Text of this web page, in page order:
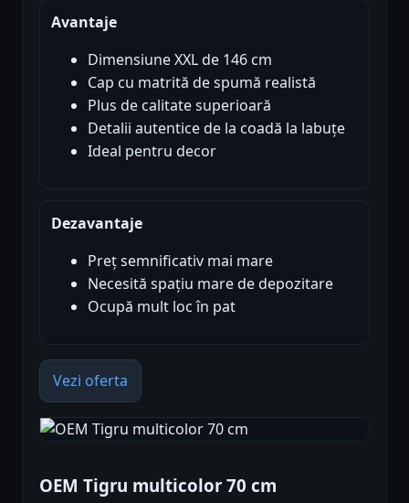
Avantaje
Dimensiune XXL de 146 cm
Cap cu matrită de spumă realistă
Plus de calitate superioară
Detalii autentice de la coadă la labuțe
Ideal pentru decor
Dezavantaje
Preț semnificativ mai mare
Necesită spațiu mare de depozitare
Ocupă mult loc în pat
Vezi oferta
OEM Tigru multicolor 70 cm